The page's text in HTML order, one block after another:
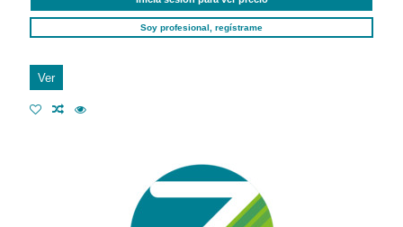
Soy profesional, regístrame
Ver